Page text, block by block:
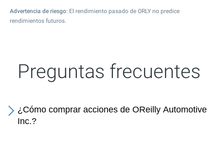
Advertencia de riesgo: El rendimiento pasado de ORLY no predice
rendimientos futuros.
Preguntas frecuentes
¿Cómo comprar acciones de OReilly Automotive
Inc.?